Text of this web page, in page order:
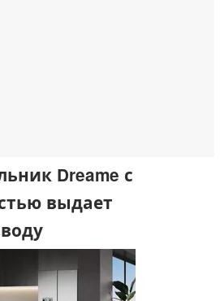
Dreame с
выдает